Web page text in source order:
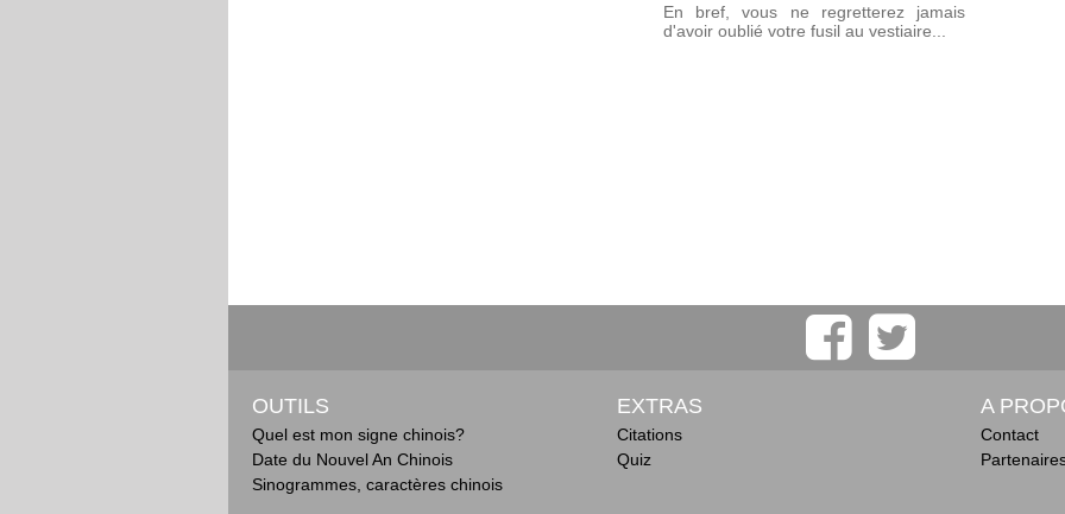
En bref, vous ne regretterez jamais
d'avoir oublié votre fusil au vestiaire...
OUTILS
Quel est mon signe chinois?
Date du Nouvel An Chinois
Sinogrammes, caractères chinois
EXTRAS
Citations
Quiz
A
Contact